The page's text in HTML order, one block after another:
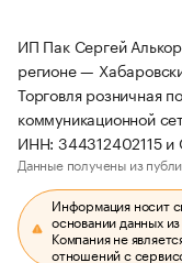
ИП Пак Сергей
регионе —
Торговля розничная
коммуникационной
ИНН: 344312402115
Данные получены из
Информация носит
основании данных
Компания не
отношений с